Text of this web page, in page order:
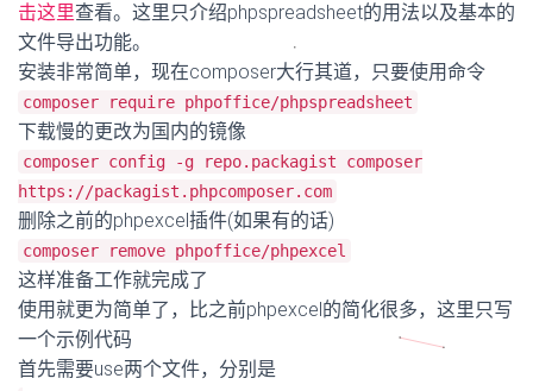
击这里查看。这里只介绍phpspreadsheet的用法以及基本的
文件导出功能。
安装非常简单，现在composer大行其道，只要使用命令
composer require phpoffice/phpspreadsheet
下载慢的更改为国内的镜像
composer config -g repo.packagist composer
https://packagist.phpcomposer.com
删除之前的phpexcel插件(如果有的话)
composer remove phpoffice/phpexcel
这样准备工作就完成了
使用就更为简单了，比之前phpexcel的简化很多，这里只写
一个示例代码
首先需要use两个文件，分别是